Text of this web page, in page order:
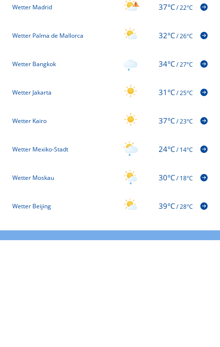
Wetter Madrid 37°C/22°C
Wetter Palma de Mallorca 32°C/26°C
Wetter Bangkok 34°C/27°C
Wetter Jakarta 31°C/25°C
Wetter Kairo 37°C/23°C
Wetter Mexiko-Stadt 24°C/14°C
Wetter Moskau 30°C/18°C
Wetter Beijing 39°C/28°C